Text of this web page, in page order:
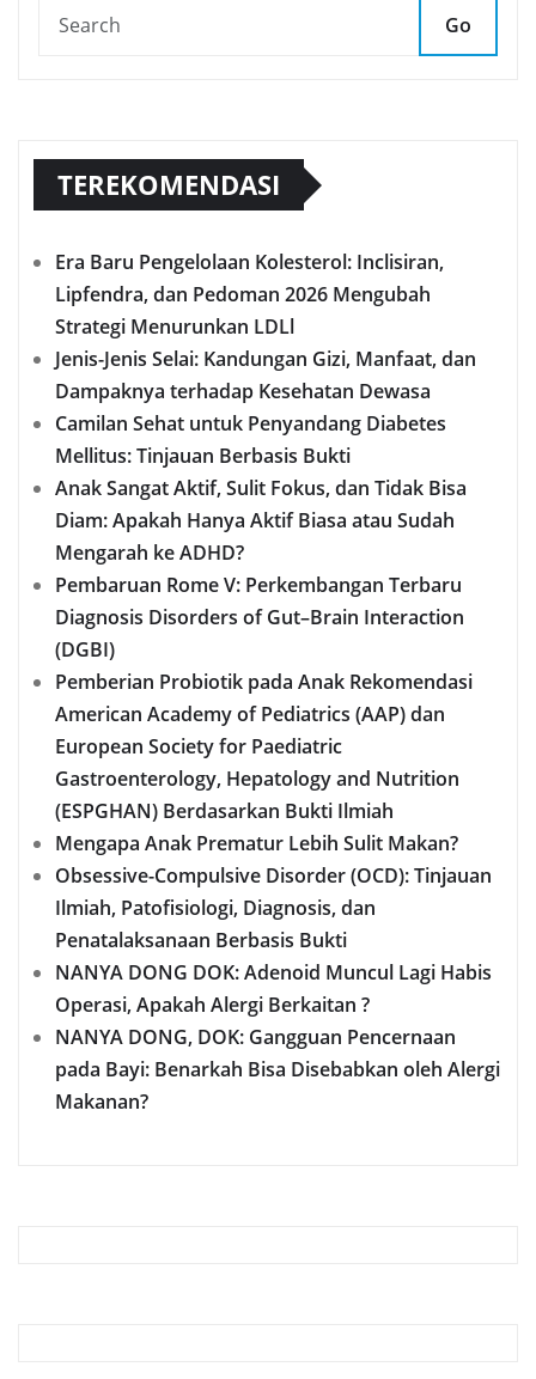
Go
TEREKOMENDASI
Era Baru Pengelolaan Kolesterol: Inclisiran,
Lipfendra, dan Pedoman 2026 Mengubah
Strategi Menurunkan LDLl
Jenis-Jenis Selai: Kandungan Gizi, Manfaat, dan
Dampaknya terhadap Kesehatan Dewasa
Camilan Sehat untuk Penyandang Diabetes
Mellitus: Tinjauan Berbasis Bukti
Anak Sangat Aktif, Sulit Fokus, dan Tidak Bisa
Diam: Apakah Hanya Aktif Biasa atau Sudah
Mengarah ke ADHD?
Pembaruan Rome V: Perkembangan Terbaru
Diagnosis Disorders of Gut–Brain Interaction
(DGBI)
Pemberian Probiotik pada Anak Rekomendasi
American Academy of Pediatrics (AAP) dan
European Society for Paediatric
Gastroenterology, Hepatology and Nutrition
(ESPGHAN) Berdasarkan Bukti Ilmiah
Mengapa Anak Prematur Lebih Sulit Makan?
Obsessive-Compulsive Disorder (OCD): Tinjauan
Ilmiah, Patofisiologi, Diagnosis, dan
Penatalaksanaan Berbasis Bukti
NANYA DONG DOK: Adenoid Muncul Lagi Habis
Operasi, Apakah Alergi Berkaitan ?
NANYA DONG, DOK: Gangguan Pencernaan
pada Bayi: Benarkah Bisa Disebabkan oleh Alergi
Makanan?